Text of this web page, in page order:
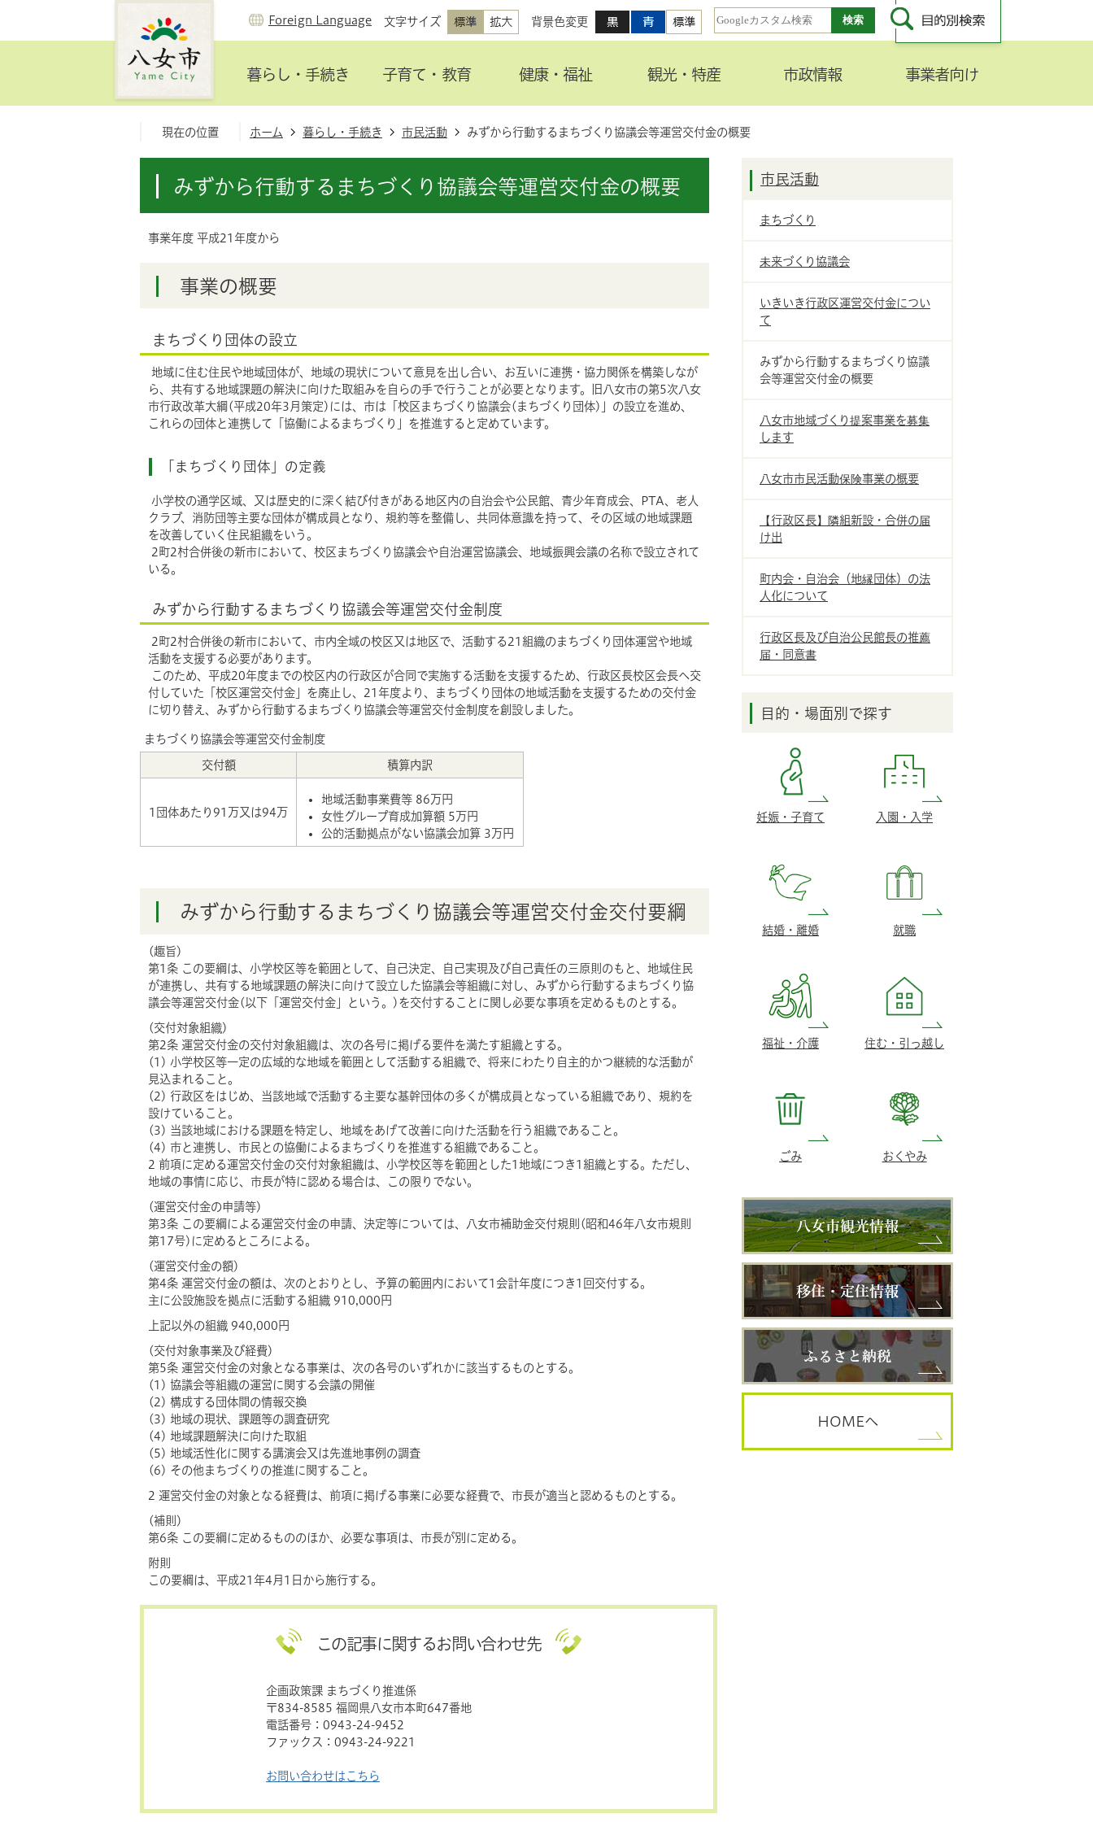
Foreign Language 文字サイズ 背景色変更
暮らし・手続き 子育て・教育 健康・福祉 観光・特産 市政情報 事業者向け
現在の位置 ホーム 暮らし・手続き 市民活動 みずから行動するまちづくり協議会等運営交付金の概要
みずから行動するまちづくり協議会等運営交付金の概要
事業年度 平成21年度から
事業の概要
まちづくり団体の設立
地域に住む住民や地域団体が、地域の現状について意見を出し合い、お互いに連携・協力関係を構築しなが
ら、共有する地域課題の解決に向けた取組みを自らの手で行うことが必要となります。旧八女市の第5次八女
市行政改革大綱(平成20年3月策定)には、市は「校区まちづくり協議会(まちづくり団体)」の設立を進め、
これらの団体と連携して「協働によるまちづくり」を推進すると定めています。
「まちづくり団体」の定義
小学校の通学区域、又は歴史的に深く結び付きがある地区内の自治会や公民館、青少年育成会、PTA、老人
クラブ、消防団等主要な団体が構成員となり、規約等を整備し、共同体意識を持って、その区域の地域課題
を改善していく住民組織をいう。
2町2村合併後の新市において、校区まちづくり協議会や自治運営協議会、地域振興会議の名称で設立されて
いる。
みずから行動するまちづくり協議会等運営交付金制度
2町2村合併後の新市において、市内全域の校区又は地区で、活動する21組織のまちづくり団体運営や地域
活動を支援する必要があります。
このため、平成20年度までの校区内の行政区が合同で実施する活動を支援するため、行政区長校区会長へ交
付していた「校区運営交付金」を廃止し、21年度より、まちづくり団体の地域活動を支援するための交付金
に切り替え、みずから行動するまちづくり協議会等運営交付金制度を創設しました。
まちづくり協議会等運営交付金制度
交付額 積算内訳
1団体あたり91万又は94万
地域活動事業費等 86万円
女性グループ育成加算額 5万円
公的活動拠点がない協議会加算 3万円
みずから行動するまちづくり協議会等運営交付金交付要綱
(趣旨)
第1条 この要綱は、小学校区等を範囲として、自己決定、自己実現及び自己責任の三原則のもと、地域住民
が連携し、共有する地域課題の解決に向けて設立した協議会等組織に対し、みずから行動するまちづくり協
議会等運営交付金(以下「運営交付金」という。)を交付することに関し必要な事項を定めるものとする。
(交付対象組織)
第2条 運営交付金の交付対象組織は、次の各号に掲げる要件を満たす組織とする。
(1) 小学校区等一定の広域的な地域を範囲として活動する組織で、将来にわたり自主的かつ継続的な活動が
見込まれること。
(2) 行政区をはじめ、当該地域で活動する主要な基幹団体の多くが構成員となっている組織であり、規約を
設けていること。
(3) 当該地域における課題を特定し、地域をあげて改善に向けた活動を行う組織であること。
(4) 市と連携し、市民との協働によるまちづくりを推進する組織であること。
2 前項に定める運営交付金の交付対象組織は、小学校区等を範囲とした1地域につき1組織とする。ただし、
地域の事情に応じ、市長が特に認める場合は、この限りでない。
(運営交付金の申請等)
第3条 この要綱による運営交付金の申請、決定等については、八女市補助金交付規則(昭和46年八女市規則
第17号)に定めるところによる。
(運営交付金の額)
第4条 運営交付金の額は、次のとおりとし、予算の範囲内において1会計年度につき1回交付する。
主に公設施設を拠点に活動する組織 910,000円
上記以外の組織 940,000円
(交付対象事業及び経費)
第5条 運営交付金の対象となる事業は、次の各号のいずれかに該当するものとする。
(1) 協議会等組織の運営に関する会議の開催
(2) 構成する団体間の情報交換
(3) 地域の現状、課題等の調査研究
(4) 地域課題解決に向けた取組
(5) 地域活性化に関する講演会又は先進地事例の調査
(6) その他まちづくりの推進に関すること。
2 運営交付金の対象となる経費は、前項に掲げる事業に必要な経費で、市長が適当と認めるものとする。
(補則)
第6条 この要綱に定めるもののほか、必要な事項は、市長が別に定める。
附則
この要綱は、平成21年4月1日から施行する。
この記事に関するお問い合わせ先
企画政策課 まちづくり推進係
〒834-8585 福岡県八女市本町647番地
電話番号：0943-24-9452
ファックス：0943-24-9221
お問い合わせはこちら
市民活動
まちづくり
未来づくり協議会
いきいき行政区運営交付金につい
て
みずから行動するまちづくり協議
会等運営交付金の概要
八女市地域づくり提案事業を募集
します
八女市市民活動保険事業の概要
【行政区長】隣組新設・合併の届
け出
町内会・自治会（地縁団体）の法
人化について
行政区長及び自治公民館長の推薦
届・同意書
目的・場面別で探す
妊娠・子育て 入園・入学
結婚・離婚 就職
福祉・介護 住む・引っ越し
ごみ おくやみ
HOMEへ